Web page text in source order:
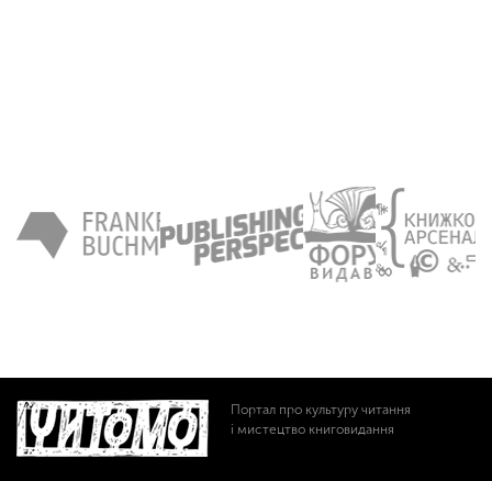
Портал про культуру читання
і мистецтво книговидання